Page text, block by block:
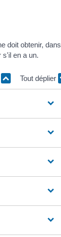
doit obtenir, dans
s'il en a un.
Tout déplier